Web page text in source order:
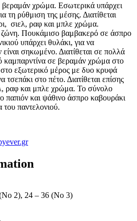
βεραμάν χρώμα. Εσωτερικά υπάρχει
τη ρύθμιση της μέσης. Διατίθεται
σιελ, ραφ και μπλε χρώμα.
ζώνη. Πουκάμισο βαμβακερό σε άσπρο
υπάρχει θυλάκι, για να
είναι σηκωμένο. Διατίθεται σε πολλά
καμπαρντίνα σε βεραμάν χρώμα στο
εξωτερικό μέρος με δυο κρυφά
τσεπάκι στο πέτο. Διατίθεται επίσης
ραφ και μπλε χρώμα. Το σύνολο
παπιόν και ψάθινο άσπρο καβουράκι
παντελονιού.
2), 24 – 36 (No 3)